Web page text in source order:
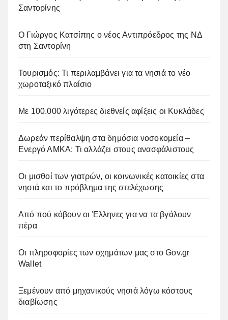
Σαντορίνης
Ο Γιώργος Κατσίπης ο νέος Αντιπρόεδρος της ΝΔ
στη Σαντορίνη
Τουρισμός: Τι περιλαμβάνει για τα νησιά το νέο
χωροταξικό πλαίσιο
Με 100.000 λιγότερες διεθνείς αφίξεις οι Κυκλάδες
Δωρεάν περίθαλψη στα δημόσια νοσοκομεία –
Ενεργό ΑΜΚΑ: Τι αλλάζει στους ανασφάλιστους
Οι μισθοί των γιατρών, οι κοινωνικές κατοικίες στα
νησιά και το πρόβλημα της στελέχωσης
Από πού κόβουν οι Έλληνες για να τα βγάλουν
πέρα
Οι πληροφορίες των οχημάτων μας στο Gov.gr
Wallet
Ξεμένουν από μηχανικούς νησιά λόγω κόστους
διαβίωσης